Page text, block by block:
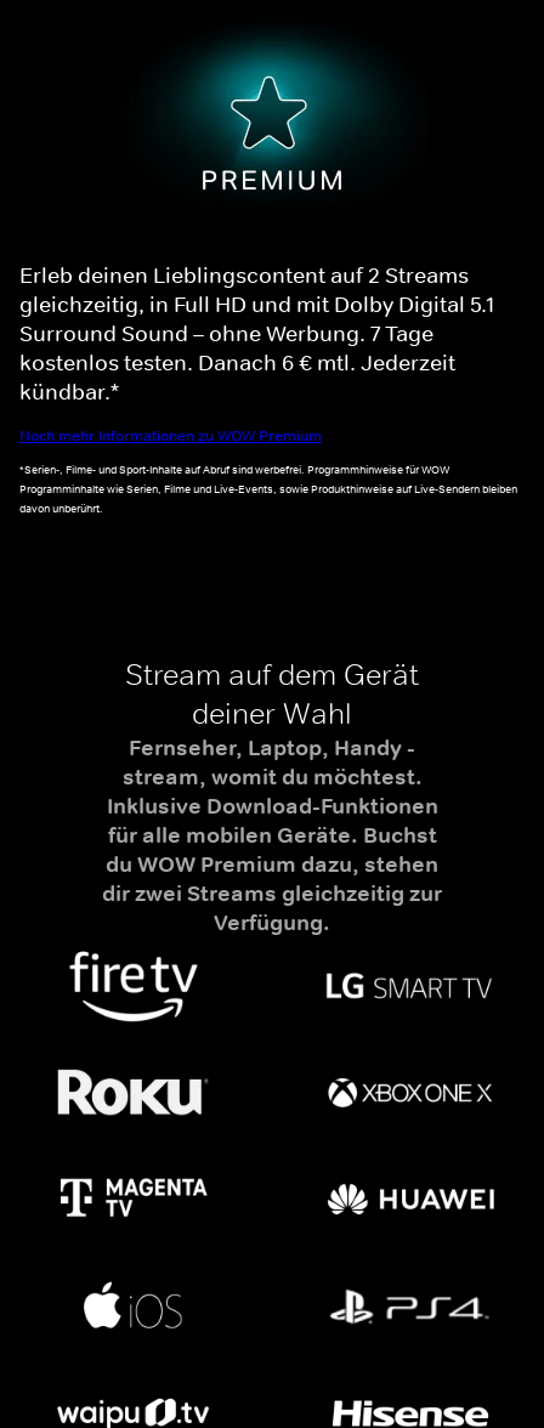
Erleb deinen Lieblingscontent auf 2 Streams
gleichzeitig, in Full HD und mit Dolby Digital 5.1
Surround Sound – ohne Werbung. 7 Tage
kostenlos testen. Danach 6 € mtl. Jederzeit
kündbar.*
Noch mehr Informationen zu WOW Premium
*Serien-, Filme- und Sport-Inhalte auf Abruf sind werbefrei. Programmhinweise für WOW
Programminhalte wie Serien, Filme und Live-Events, sowie Produkthinweise auf Live-Sendern bleiben
davon unberührt.
Stream auf dem Gerät
deiner Wahl
Fernseher, Laptop, Handy -
stream, womit du möchtest.
Inklusive Download-Funktionen
für alle mobilen Geräte. Buchst
du WOW Premium dazu, stehen
dir zwei Streams gleichzeitig zur
Verfügung.